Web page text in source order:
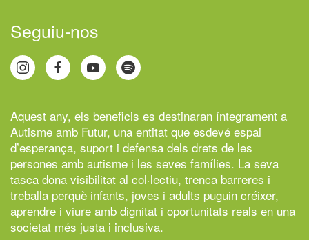
Seguiu-nos
Aquest any, els beneficis es destinaran íntegrament a
Autisme amb Futur, una entitat que esdevé espai
d’esperança, suport i defensa dels drets de les
persones amb autisme i les seves famílies. La seva
tasca dona visibilitat al col·lectiu, trenca barreres i
treballa perquè infants, joves i adults puguin créixer,
aprendre i viure amb dignitat i oportunitats reals en una
societat més justa i inclusiva.